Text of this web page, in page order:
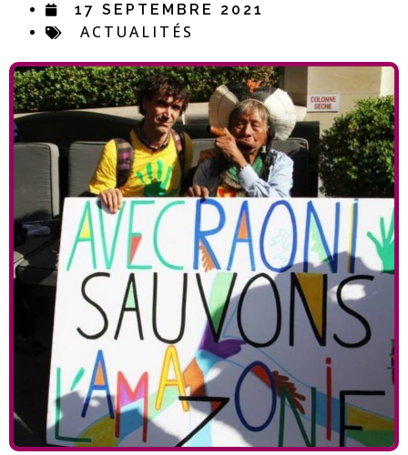
17 SEPTEMBRE 2021
ACTUALITÉS